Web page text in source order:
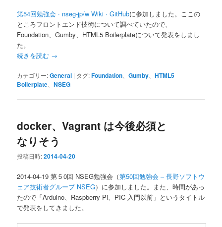
第54回勉強会 · nseg-jp/w Wiki · GitHubに参加しました。ここの
ところフロントエンド技術について調べていたので、
Foundation、Gumby、HTML5 Boilerplateについて発表をしまし
た。
続きを読む →
カテゴリー:General | タグ:Foundation 、Gumby 、HTML5
Boilerplate 、NSEG
docker、Vagrant は今後必須と
なりそう
投稿日時:2014-04-20
2014-04-19 第５0回 NSEG勉強会（第50回勉強会 – 長野ソフトウ
ェア技術者グループ NSEG）に参加しました。また、時間があっ
たので「Arduino、Raspberry Pi、PIC 入門以前」というタイトル
で発表をしてきました。